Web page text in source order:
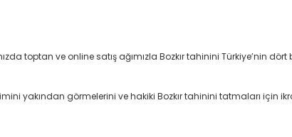
toptan ve online satış ağımızla Bozkır tahinini Türkiye’nin dört
yakından görmelerini ve hakiki Bozkır tahinini tatmaları için